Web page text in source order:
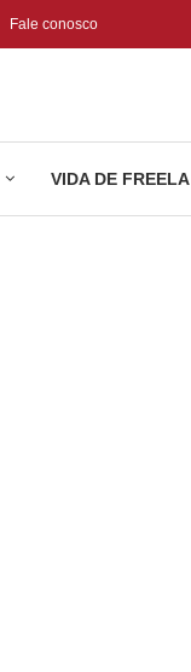
Fale conosco
VIDA DE FREELA